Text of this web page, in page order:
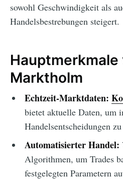
sowohl Geschwindigkeit als
Handelsbestrebungen steigert.
Hauptmerkmale
Marktholm
Echtzeit-Marktdaten:
bietet aktuelle Daten, um
Handelsentscheidungen
Automatisierter Handel:
Algorithmen, um Trades
festgelegten Parametern